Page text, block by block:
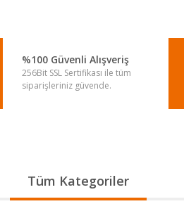
%100 Güvenli Alışveriş
256Bit SSL Sertifikası ile tüm
siparişleriniz güvende.
Tüm Kategoriler